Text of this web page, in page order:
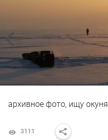
архивное фото, ищу окуня
3111